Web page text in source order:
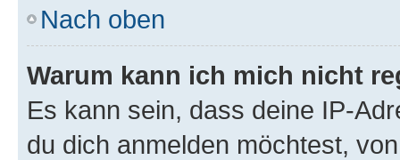
Nach oben
Warum kann ich mich nicht
Es kann sein, dass deine IP-
du dich anmelden möchtest,